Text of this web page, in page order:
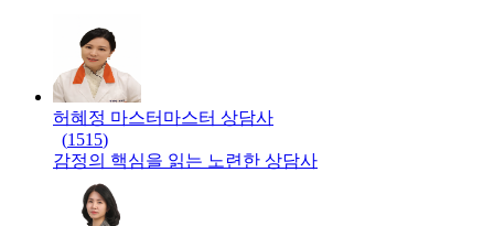
허혜정 마스터 마스터 상담사
(1515)
감정의 핵심을 읽는 노련한 상담사